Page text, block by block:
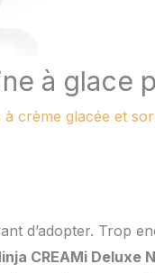
à glace
à crème glacée et
d’adopter. Trop
CREAMi Deluxe